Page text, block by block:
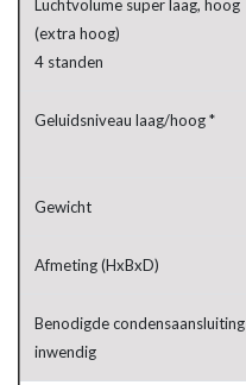
Luchtvolume super laag, hoog
(extra hoog)
4 standen
Geluidsniveau laag/hoog *
Gewicht
Afmeting (HxBxD)
Benodigde condensaansluiting
inwendig